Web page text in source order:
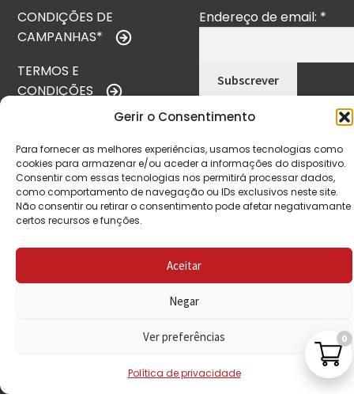
Gerir o Consentimento
Para fornecer as melhores experiências, usamos tecnologias como
cookies para armazenar e/ou aceder a informações do dispositivo.
Consentir com essas tecnologias nos permitirá processar dados,
como comportamento de navegação ou IDs exclusivos neste site.
Não consentir ou retirar o consentimento pode afetar negativamante
certos recursos e funções.
Aceitar
Negar
Ver preferências
Política de privacidade
CONDIÇÕES DE
CAMPANHAS*
TERMOS E
CONDIÇÕES
PRIVACIDADE
POLÍTICA DE
REEMBOLSO
RECLAMAÇÕES
Endereço de email: *
0